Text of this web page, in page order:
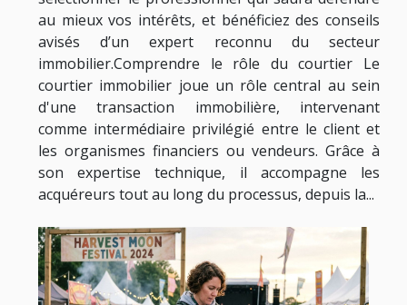
au mieux vos intérêts, et bénéficiez des conseils
avisés d’un expert reconnu du secteur
immobilier.Comprendre le rôle du courtier Le
courtier immobilier joue un rôle central au sein
d'une transaction immobilière, intervenant
comme intermédiaire privilégié entre le client et
les organismes financiers ou vendeurs. Grâce à
son expertise technique, il accompagne les
acquéreurs tout au long du processus, depuis la...